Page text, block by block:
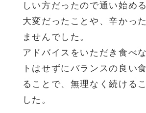
しい方だったので通い始め
大変だったことや、辛かっ
ませんでした。
アドバイスをいただき食べ
トはせずにバランスの良い
ることで、無理なく続ける
した。